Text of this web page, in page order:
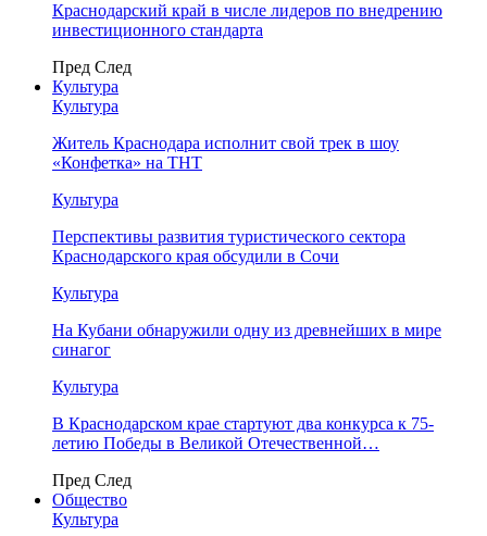
Краснодарский край в числе лидеров по внедрению
инвестиционного стандарта
Пред След
Культура
Культура
Житель Краснодара исполнит свой трек в шоу
«Конфетка» на ТНТ
Культура
Перспективы развития туристического сектора
Краснодарского края обсудили в Сочи
Культура
На Кубани обнаружили одну из древнейших в мире
синагог
Культура
В Краснодарском крае стартуют два конкурса к 75-
летию Победы в Великой Отечественной…
Пред След
Общество
Культура